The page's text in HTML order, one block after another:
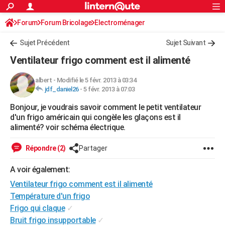
ACTUALITÉS
Politique
Société
Faits Divers
Education
Monde
Villes
+
FINANCE
Retraite
Impôts
Epargne
Immobilier
Risques naturels par ville
Banque
Assurance
Crédit
AUTO
Essais
Réserver un essai
Citadines
Berlines
SUV
Forum auto
+HIGH-TECH
Mobiles
Meilleur smartphone
Internet
Ordinateurs
Jeux vidéo
Guide high-tech
+
Forum
Aménagement intérieur
Extérieur
Cuisine
Salle de bains
Jardinage
Rangement
WEEK-END
Guides de France
Escapades
Patrimoine
Expositions
Musées
Week-end nature
+LIFESTYLE
Art de vivre
Bien-être
Loisirs
Mode
Modes de vie
SANTE
Alimentation
Guide de la santé
Maladies
Médicaments
Sommeil
VOYAGE
S'inscrire
Connexion
Forum Forum Bricolage Electroménager
Sujet Précédent Sujet Suivant
Ventilateur frigo comment est il alimenté
albert - Modifié le 5 févr. 2013 à 03:34
jdf_daniel26- 5 févr. 2013 à 07:03
Bonjour, je voudrais savoir comment le petit ventilateur
d'un frigo américain qui congèle les glaçons est il
alimenté? voir schéma électrique.
Répondre (2) Partager
A voir également:
Ventilateur frigo comment est il alimenté
Température d'un frigo
Frigo qui claque ✓
Bruit frigo insupportable ✓